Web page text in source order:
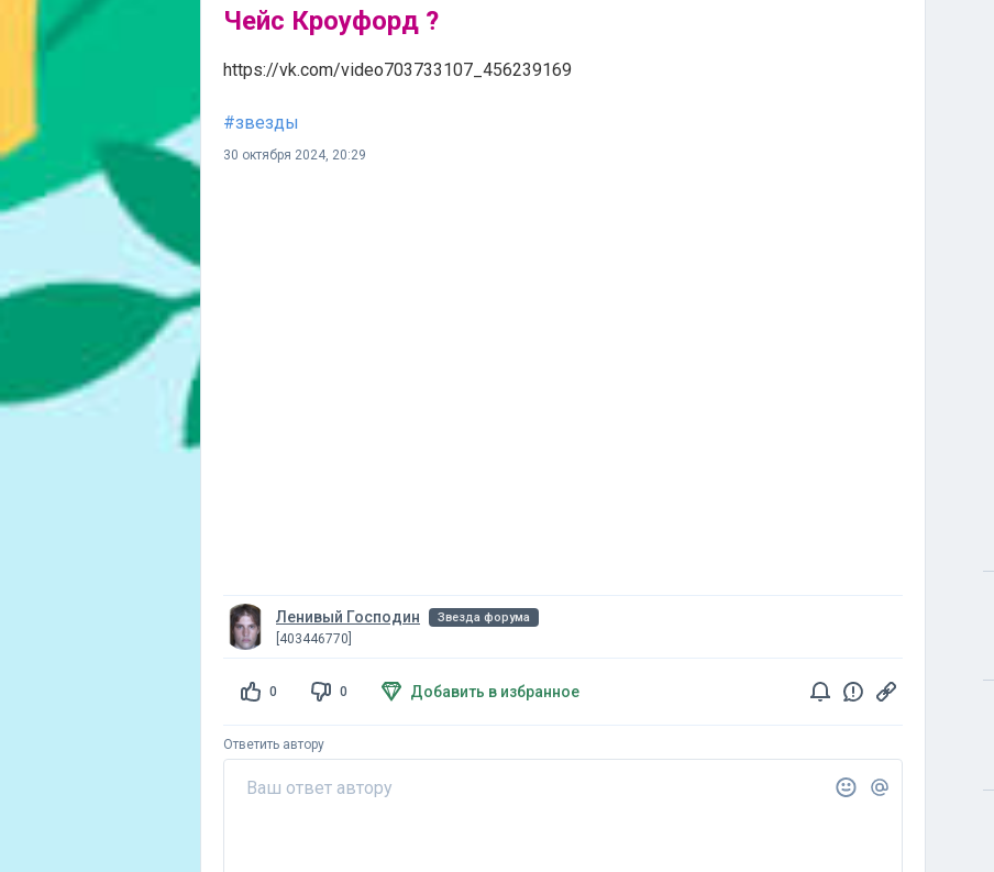
Чейс Кроуфорд ?
https://vk.com/video703733107_456239169
#звезды
30 октября 2024, 20:29
Ленивый Господин Звезда форума
[403446770]
0 0 Добавить в избранное
Ответить автору